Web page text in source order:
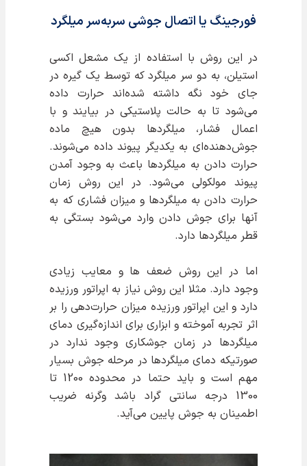
فورجینگ یا اتصال جوشی سربه‌سر میلگرد
در این روش با استفاده از یک مشعل اکسی
استیلن، به دو سر میلگرد که توسط یک گیره در
جای خود نگه داشته شده‌اند حرارت داده
می‌شود تا به حالت پلاستیکی در بیایند و با
اعمال فشار، میلگردها بدون هیچ ماده
جوش‌دهنده‌ای به یکدیگر پیوند داده می‌شوند.
حرارت دادن به میلگردها باعث به وجود آمدن
پیوند مولکولی می‌شود. در این روش زمان
حرارت دادن به میلگردها و میزان فشاری که به
آنها برای جوش دادن وارد می‌شود بستگی به
قطر میلگردها دارد.
اما در این روش ضعف ها و معایب زیادی
وجود دارد. مثلا این روش نیاز به اپراتور ورزیده
دارد و این اپراتور ورزیده میزان حرارت‌دهی را بر
اثر تجربه آموخته و ابزاری برای اندازه‌گیری دمای
میلگردها در زمان جوشکاری وجود ندارد در
صورتیکه دمای میلگردها در مرحله جوش بسیار
مهم است و باید حتما در محدوده 1200 تا
1300 درجه سانتی گراد باشد وگرنه ضریب
اطمینان به جوش پایین می‌آید.